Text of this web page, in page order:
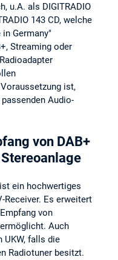
u.A. als DIGITRADIO
143 CD, welche
Germany"
Streaming oder
ist,
Audio-
von DAB+
ein hochwertiges
Receiver. Es erweitert
von
Auch
UKW, falls die
Radiotuner besitzt.